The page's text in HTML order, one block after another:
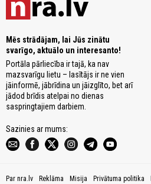
Mēs strādājam, lai Jūs zinātu
svarīgo, aktuālo un interesanto!
Portāla pārliecība ir tajā, ka nav
mazsvarīgu lietu – lasītājs ir ne vien
jāinformē, jābrīdina un jāizglīto, bet arī
jādod brīdis atelpai no dienas
saspringtajiem darbiem.
Sazinies ar mums:
Par nra.lv Reklāma Misija Privātuma politika